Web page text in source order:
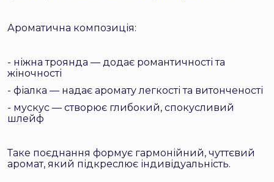
Ароматична композиція:
- ніжна троянда — додає романтичності та
жіночності
- фіалка — надає аромату легкості та витонченості
- мускус — створює глибокий, спокусливий
шлейф
Таке поєднання формує гармонійний, чуттєвий
аромат, який підкреслює індивідуальність.